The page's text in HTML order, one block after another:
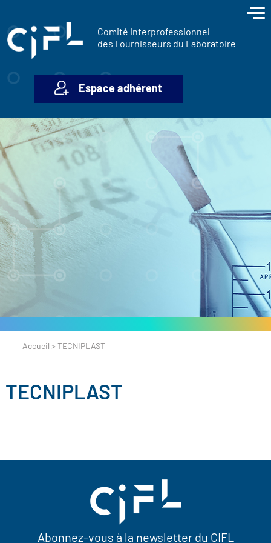
Comité Interprofessionnel
des Fournisseurs du Laboratoire
Espace adhérent
Accueil > TECNIPLAST
TECNIPLAST
Abonnez-vous à la newsletter du CIFL